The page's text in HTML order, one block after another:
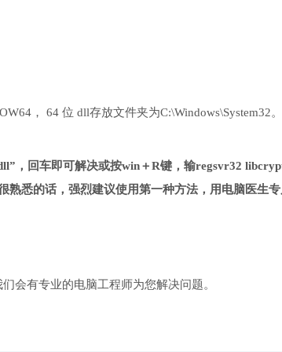
， 64 位 dll存放文件夹为C:\Windows\System32。
，回车即可解决或按win＋R键，输regsvr32
熟悉的话，强烈建议使用第一种方法，用电脑医生
会有专业的电脑工程师为您解决问题。